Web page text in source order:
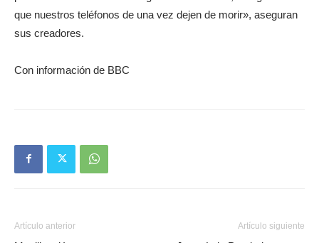
que nuestros teléfonos de una vez dejen de morir», aseguran
sus creadores.
Con información de BBC
Artículo anterior Artículo siguiente